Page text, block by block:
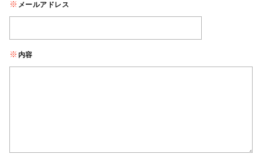
メールアドレス
内容